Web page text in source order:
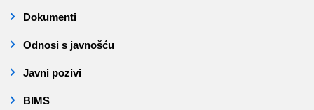
Dokumenti
Odnosi s javnošću
Javni pozivi
BIMS